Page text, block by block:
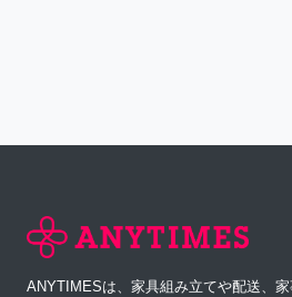
ANYTIMESは、家具組み立てや配送、